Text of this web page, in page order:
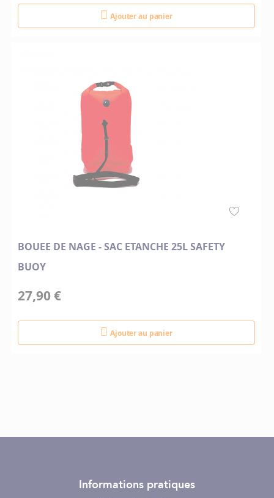
Ajouter au panier
BOUEE DE NAGE - SAC ETANCHE 25L SAFETY
BUOY
27,90 €
Ajouter au panier
Informations pratiques